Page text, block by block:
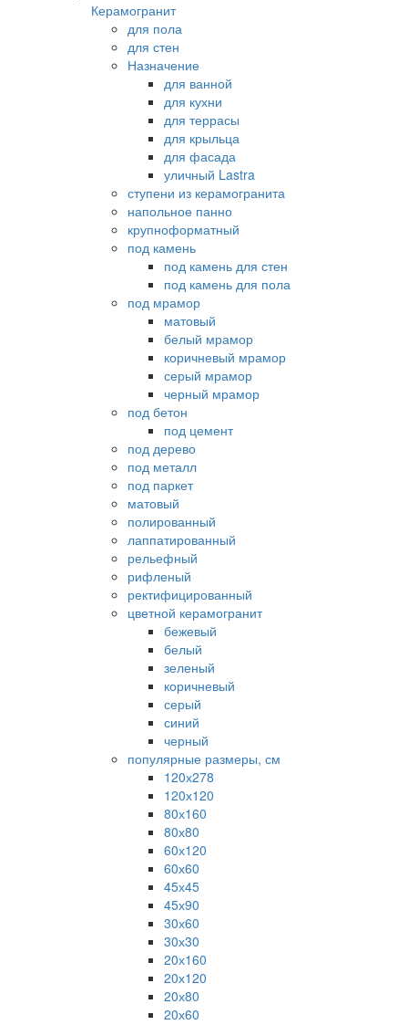
Керамогранит
для пола
для стен
Назначение
для ванной
для кухни
для террасы
для крыльца
для фасада
уличный Lastra
ступени из керамогранита
напольное панно
крупноформатный
под камень
под камень для стен
под камень для пола
под мрамор
матовый
белый мрамор
коричневый мрамор
серый мрамор
черный мрамор
под бетон
под цемент
под дерево
под металл
под паркет
матовый
полированный
лаппатированный
рельефный
рифленый
ректифицированный
цветной керамогранит
бежевый
белый
зеленый
коричневый
серый
синий
черный
популярные размеры, см
120х278
120х120
80х160
80х80
60х120
60х60
45х45
45х90
30х60
30х30
20х160
20х120
20х80
20х60